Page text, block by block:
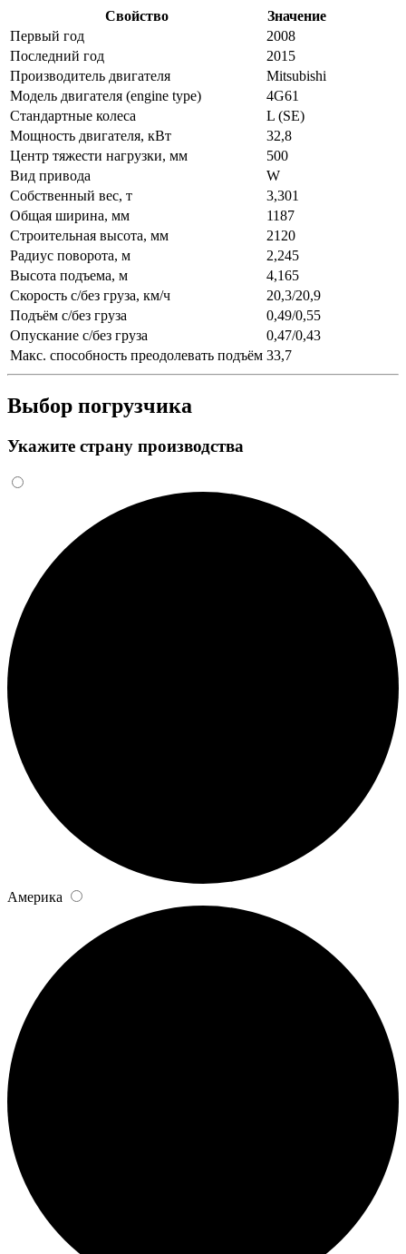
Свойство
Значение
Первый год
2008
Последний год
2015
Производитель двигателя
Mitsubishi
Модель двигателя (engine type)
4G61
Стандартные колеса
L (SE)
Мощность двигателя, кВт
32,8
Центр тяжести нагрузки, мм
500
Вид привода
W
Собственный вес, т
3,301
Общая ширина, мм
1187
Строительная высота, мм
2120
Радиус поворота, м
2,245
Высота подъема, м
4,165
Скорость с/без груза, км/ч
20,3/20,9
Подъём с/без груза
0,49/0,55
Опускание с/без груза
0,47/0,43
Макс. способность преодолевать подъём 33,7
Выбор погрузчика
Укажите страну производства
Америка